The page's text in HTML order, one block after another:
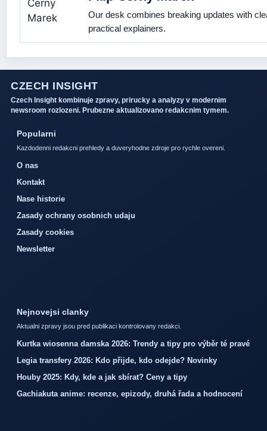
Our desk combines breaking updates with
practical explainers.
CZECH INSIGHT
Czech Insight kombinuje zpravy, prirucky a analyzy v modernim
newsroom rozlozeni. Prubezne aktualizovano redakcnim tymem.
Popularni
Kazdodenni redakcni prehledy a duveryhodne zdroje pro rychle overeni.
O nas
Kontakt
Nase historie
Zasady ochrany osobnich udaju
Zasady cookies
Newsletter
Nejnovejsi clanky
Aktualni zpravy jsou pred publikaci kontrolovany redakci.
Kurtka wiosenna damska 2026: Trendy a tipy pro výběr té pravé
Legia transfery 2026: Kdo přijde, kdo odejde? Novinky
Houby 2025: Kdy, kde a jak sbírat? Ceny a tipy
Gachiakuta anime: recenze, epizody, druhá řada a hodnocení